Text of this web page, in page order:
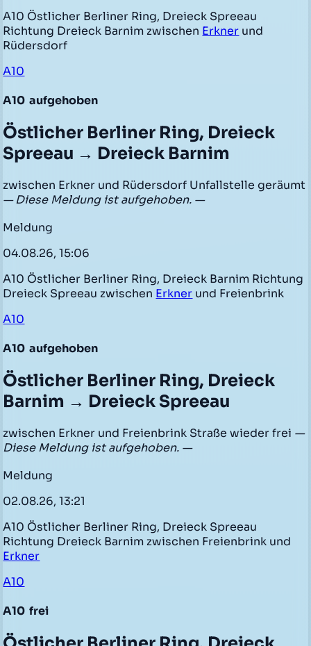
A10 Östlicher Berliner Ring, Dreieck Spreeau
Richtung Dreieck Barnim zwischen Erkner und
Rüdersdorf
A10
A10 aufgehoben
Östlicher Berliner Ring, Dreieck
Spreeau → Dreieck Barnim
zwischen Erkner und Rüdersdorf Unfallstelle geräumt
— Diese Meldung ist aufgehoben. —
Meldung
04.08.26, 15:06
A10 Östlicher Berliner Ring, Dreieck Barnim Richtung
Dreieck Spreeau zwischen Erkner und Freienbrink
A10
A10 aufgehoben
Östlicher Berliner Ring, Dreieck
Barnim → Dreieck Spreeau
zwischen Erkner und Freienbrink Straße wieder frei —
Diese Meldung ist aufgehoben. —
Meldung
02.08.26, 13:21
A10 Östlicher Berliner Ring, Dreieck Spreeau
Richtung Dreieck Barnim zwischen Freienbrink und
Erkner
A10
A10 frei